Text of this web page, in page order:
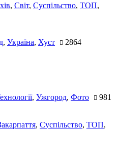
, Світ, Суспільство, ТОП,
, Україна, Хуст 2864
, Ужгород, Фото 981
, Суспільство, ТОП,